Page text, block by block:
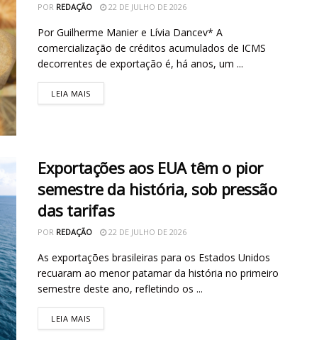
POR REDAÇÃO 22 DE JULHO DE 2026
​Por Guilherme Manier e Lívia Dancev* A
comercialização de créditos acumulados de ICMS
decorrentes de exportação é, há anos, um ...
LEIA MAIS
Exportações aos EUA têm o pior
semestre da história, sob pressão
das tarifas
POR REDAÇÃO 22 DE JULHO DE 2026
As exportações brasileiras para os Estados Unidos
recuaram ao menor patamar da história no primeiro
semestre deste ano, refletindo os ...
LEIA MAIS